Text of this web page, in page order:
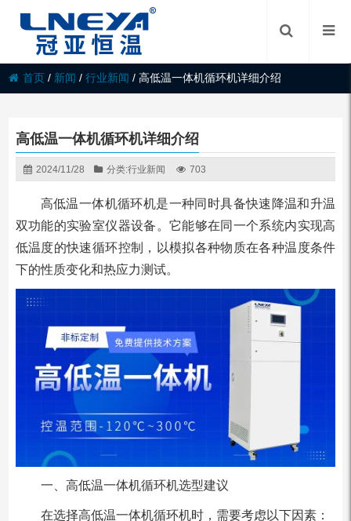
首页 / 新闻 /行业新闻 /高低温一体机循环机详细介绍
高低温一体机循环机详细介绍
2024/11/28 分类:行业新闻 703
高低温一体机循环机是一种同时具备快速降温和升温
双功能的实验室仪器设备。它能够在同一个系统内实现高
低温度的快速循环控制，以模拟各种物质在各种温度条件
下的性质变化和热应力测试。
一、高低温一体机循环机选型建议
在选择高低温一体机循环机时，需要考虑以下因素：